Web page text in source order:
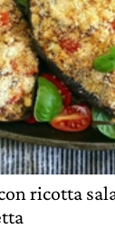
ricotta